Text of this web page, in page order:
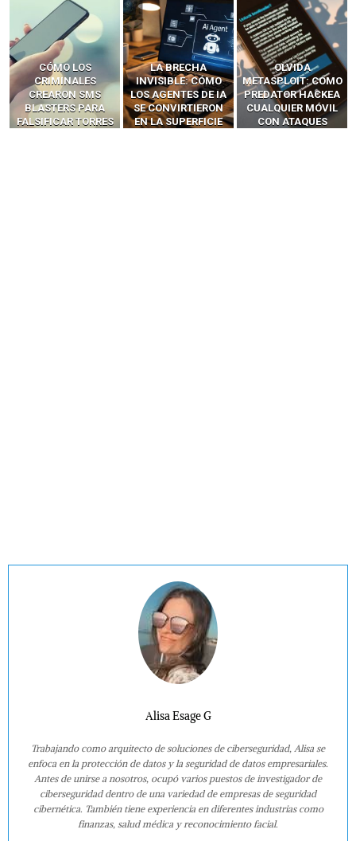
LA BRECHA
INVISIBLE: CÓMO
LOS AGENTES DE IA
SE CONVIRTIERON
EN LA SUPERFICIE
OLVIDA
METASPLOIT: CÓMO
PREDATOR HACKEA
CUALQUIER MÓVIL
CON ATAQUES
CÓMO LOS HACKERS
INTERCEPTAN OTPS
Y LLAMADAS
MÓVILES SIN
‘HACKEAR’ — EL
Alisa Esage G
Trabajando como arquitecto de soluciones de ciberseguridad, Alisa se
enfoca en la protección de datos y la seguridad de datos empresariales.
Antes de unirse a nosotros, ocupó varios puestos de investigador de
ciberseguridad dentro de una variedad de empresas de seguridad
cibernética. También tiene experiencia en diferentes industrias como
finanzas, salud médica y reconocimiento facial.